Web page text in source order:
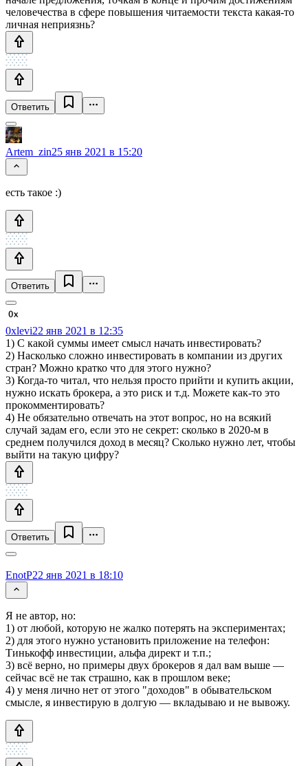
человечества в сфере повышения читаемости текста какая-то
личная неприязнь?
Ответить
Artem_zin25 янв 2021 в 15:20
есть такое :)
Ответить
0xlevi22 янв 2021 в 12:35
1) С какой суммы имеет смысл начать инвестировать?
2) Насколько сложно инвестировать в компании из других
стран? Можно кратко что для этого нужно?
3) Когда-то читал, что нельзя просто прийти и купить акции,
нужно искать брокера, а это риск и т.д. Можете как-то это
прокомментировать?
4) Не обязательно отвечать на этот вопрос, но на всякий
случай задам его, если это не секрет: сколько в 2020-м в
среднем получился доход в месяц? Сколько нужно лет, чтобы
выйти на такую цифру?
Ответить
EnotP22 янв 2021 в 18:10
Я не автор, но:
1) от любой, которую не жалко потерять на экспериментах;
2) для этого нужно установить приложение на телефон:
Тинькофф инвестиции, альфа директ и т.п.;
3) всё верно, но примеры двух брокеров я дал вам выше —
сейчас всё не так страшно, как в прошлом веке;
4) у меня лично нет от этого "доходов" в обывательском
смысле, я инвестирую в долгую — вкладываю и не вывожу.